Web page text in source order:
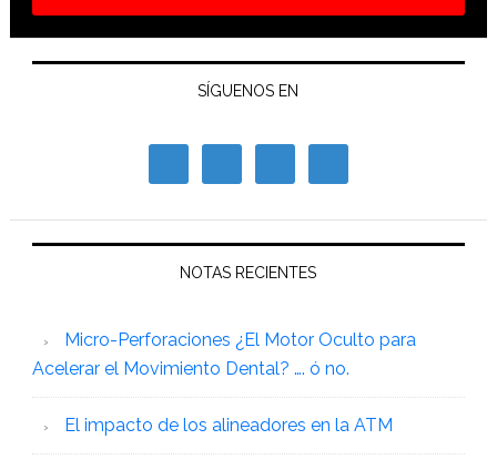
SÍGUENOS EN
NOTAS RECIENTES
Micro-Perforaciones ¿El Motor Oculto para
Acelerar el Movimiento Dental? …. ó no.
El impacto de los alineadores en la ATM